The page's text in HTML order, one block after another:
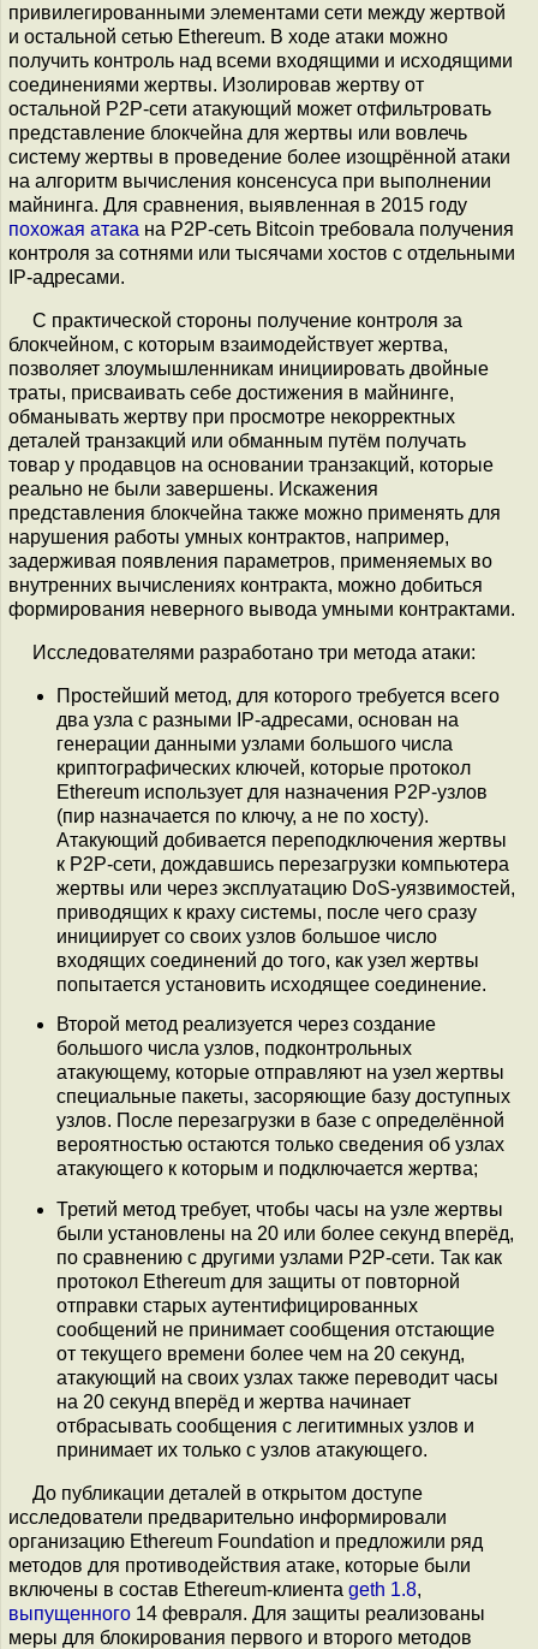
привилегированными элементами сети между жертвой
и остальной сетью Ethereum. В ходе атаки можно
получить контроль над всеми входящими и исходящими
соединениями жертвы. Изолировав жертву от
остальной P2P-сети атакующий может отфильтровать
представление блокчейна для жертвы или вовлечь
систему жертвы в проведение более изощрённой атаки
на алгоритм вычисления консенсуса при выполнении
майнинга. Для сравнения, выявленная в 2015 году
похожая атака на P2P-сеть Bitcoin требовала получения
контроля за сотнями или тысячами хостов с отдельными
IP-адресами.
С практической стороны получение контроля за
блокчейном, с которым взаимодействует жертва,
позволяет злоумышленникам инициировать двойные
траты, присваивать себе достижения в майнинге,
обманывать жертву при просмотре некорректных
деталей транзакций или обманным путём получать
товар у продавцов на основании транзакций, которые
реально не были завершены. Искажения
представления блокчейна также можно применять для
нарушения работы умных контрактов, например,
задерживая появления параметров, применяемых во
внутренних вычислениях контракта, можно добиться
формирования неверного вывода умными контрактами.
Исследователями разработано три метода атаки:
Простейший метод, для которого требуется всего
два узла с разными IP-адресами, основан на
генерации данными узлами большого числа
криптографических ключей, которые протокол
Ethereum использует для назначения P2P-узлов
(пир назначается по ключу, а не по хосту).
Атакующий добивается переподключения жертвы
к P2P-сети, дождавшись перезагрузки компьютера
жертвы или через эксплуатацию DoS-уязвимостей,
приводящих к краху системы, после чего сразу
инициирует со своих узлов большое число
входящих соединений до того, как узел жертвы
попытается установить исходящее соединение.
Второй метод реализуется через создание
большого числа узлов, подконтрольных
атакующему, которые отправляют на узел жертвы
специальные пакеты, засоряющие базу доступных
узлов. После перезагрузки в базе с определённой
вероятностью остаются только сведения об узлах
атакующего к которым и подключается жертва;
Третий метод требует, чтобы часы на узле жертвы
были установлены на 20 или более секунд вперёд,
по сравнению с другими узлами P2P-сети. Так как
протокол Ethereum для защиты от повторной
отправки старых аутентифицированных
сообщений не принимает сообщения отстающие
от текущего времени более чем на 20 секунд,
атакующий на своих узлах также переводит часы
на 20 секунд вперёд и жертва начинает
отбрасывать сообщения с легитимных узлов и
принимает их только с узлов атакующего.
До публикации деталей в открытом доступе
исследователи предварительно информировали
организацию Ethereum Foundation и предложили ряд
методов для противодействия атаке, которые были
включены в состав Ethereum-клиента geth 1.8,
выпущенного 14 февраля. Для защиты реализованы
меры для блокирования первого и второго методов